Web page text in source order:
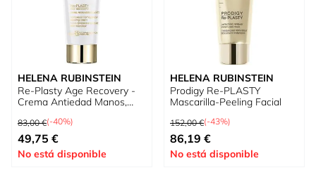
HELENA RUBINSTEIN
Re-Plasty Age Recovery -
Crema Antiedad Manos,
Precio habitual
83,00 €(-40%)
Precio especial
49,75 €
No está disponible
HELENA RUBINSTEIN
Prodigy Re-PLASTY
Mascarilla-Peeling Facial
Precio habitual
152,00 €(-43%)
Precio especial
86,19 €
No está disponible